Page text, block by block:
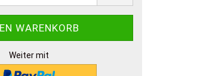
Weiter mit